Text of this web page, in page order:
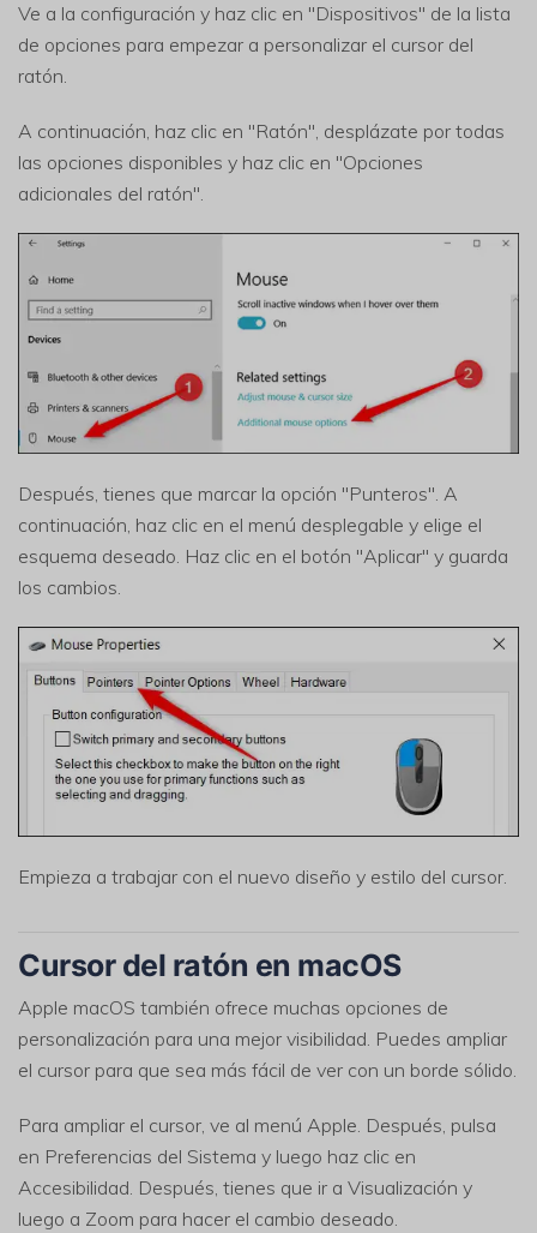
Ve a la configuración y haz clic en "Dispositivos" de la lista
de opciones para empezar a personalizar el cursor del
ratón.
A continuación, haz clic en "Ratón", desplázate por todas
las opciones disponibles y haz clic en "Opciones
adicionales del ratón".
Después, tienes que marcar la opción "Punteros". A
continuación, haz clic en el menú desplegable y elige el
esquema deseado. Haz clic en el botón "Aplicar" y guarda
los cambios.
Empieza a trabajar con el nuevo diseño y estilo del cursor.
Cursor del ratón en macOS
Apple macOS también ofrece muchas opciones de
personalización para una mejor visibilidad. Puedes ampliar
el cursor para que sea más fácil de ver con un borde sólido.
Para ampliar el cursor, ve al menú Apple. Después, pulsa
en Preferencias del Sistema y luego haz clic en
Accesibilidad. Después, tienes que ir a Visualización y
luego a Zoom para hacer el cambio deseado.